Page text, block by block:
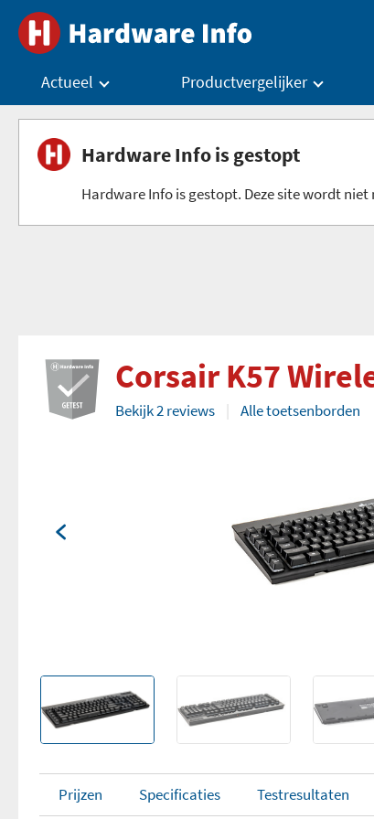
Actueel Productvergelijker
Hardware Info is gestopt
Hardware Info is gestopt. Deze site wordt
Corsair K57
Bekijk 2 reviews
Alle toetsenborden
Prijzen Specificaties Testresultaten